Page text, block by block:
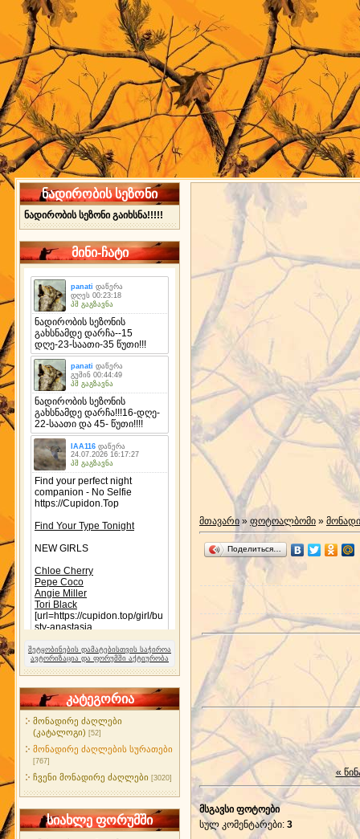
ნადირობის სეზონი
ნადირობის სეზონი გაიხსნა!!!!!
მინი-ჩატი
შეტყობინების დამატებისთვის საჭიროა
ავტორიზაცია და ფორუმში აქტიურობა
კატეგორია
მონადირე ძაღლები
(კატალოგი) [52]
მონადირე ძაღლების სურათები
[767]
ჩვენი მონადირე ძაღლები [3020]
სიახლე ფორუმში
მთავარი » ფოტოალბომი »
Поделиться…
«
მსგავსი ფოტოები
სულ კომენტარები: 3